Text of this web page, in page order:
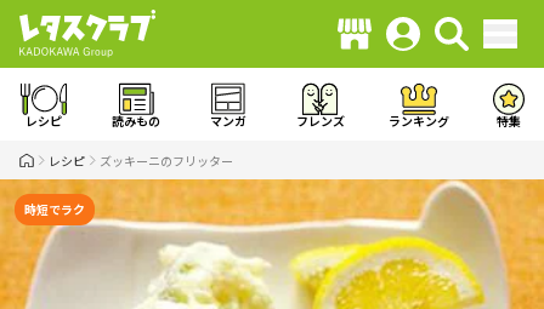
レシピ 読みもの マンガ フレンズ ランキング 特集
レシピ ズッキーニのフリッター
時短でラク